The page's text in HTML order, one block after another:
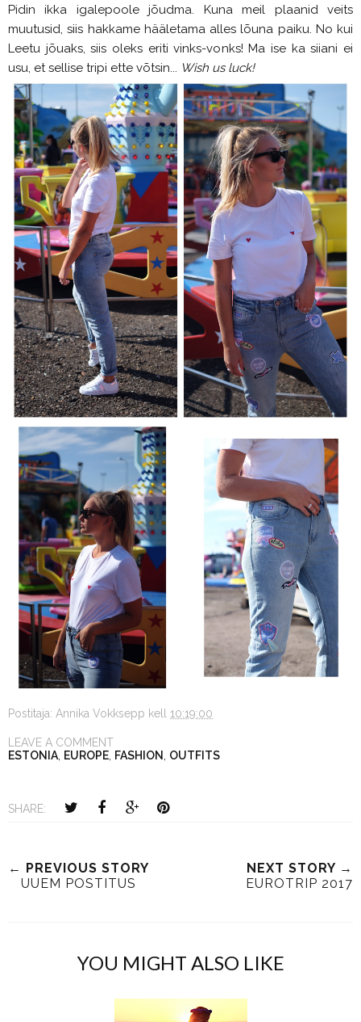
Pidin ikka igalepoole jõudma. Kuna meil plaanid veits
muutusid, siis hakkame hääletama alles lõuna paiku. No kui
Leetu jõuaks, siis oleks eriti vinks-vonks! Ma ise ka siiani ei
usu, et sellise tripi ette võtsin... Wish us luck!
Postitaja: Annika Vokksepp kell 10:19:00
LEAVE A COMMENT
ESTONIA, EUROPE, FASHION , OUTFITS
SHARE:
← PREVIOUS STORY
UUEM POSTITUS
NEXT STORY →
EUROTRIP 2017
YOU MIGHT ALSO LIKE